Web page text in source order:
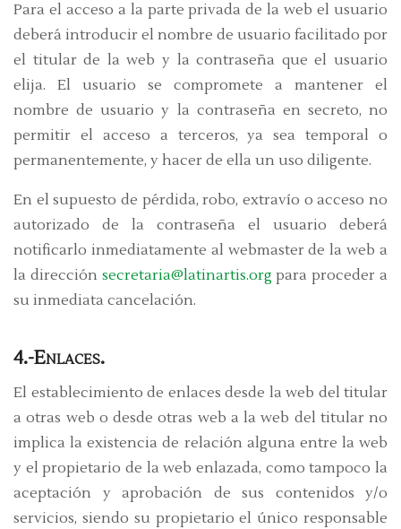
Para el acceso a la parte privada de la web el usuario
deberá introducir el nombre de usuario facilitado por
el titular de la web y la contraseña que el usuario
elija. El usuario se compromete a mantener el
nombre de usuario y la contraseña en secreto, no
permitir el acceso a terceros, ya sea temporal o
permanentemente, y hacer de ella un uso diligente.
En el supuesto de pérdida, robo, extravío o acceso no
autorizado de la contraseña el usuario deberá
notificarlo inmediatamente al webmaster de la web a
la dirección secretaria@latinartis.org para proceder a
su inmediata cancelación.
4.-Enlaces.
El establecimiento de enlaces desde la web del titular
a otras web o desde otras web a la web del titular no
implica la existencia de relación alguna entre la web
y el propietario de la web enlazada, como tampoco la
aceptación y aprobación de sus contenidos y/o
servicios, siendo su propietario el único responsable